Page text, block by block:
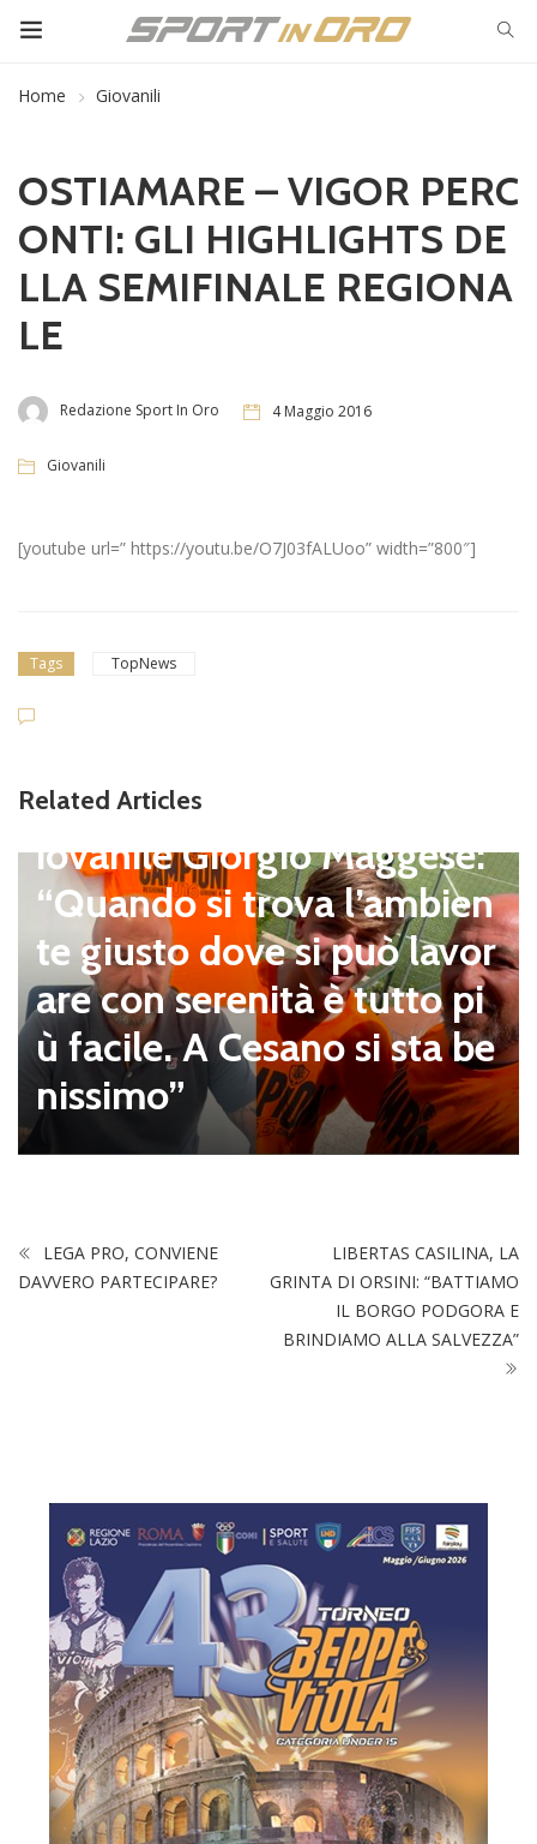
Home Giovanili
OSTIAMARE – VIGOR PERC
ONTI: GLI HIGHLIGHTS DE
LLA SEMIFINALE REGIONA
LE
Redazione Sport In Oro 4 Maggio 2016
Giovanili
[youtube url=” https://youtu.be/O7J03fALUoo” width=”800″]
Tags TopNews
Related Articles
Cesano, il DS del settore g
iovanile Giorgio Maggese:
“Quando si trova l’ambien
te giusto dove si può lavor
are con serenità è tutto pi
ù facile. A Cesano si sta be
nissimo”
LEGA PRO, CONVIENE
DAVVERO PARTECIPARE?
LIBERTAS CASILINA, LA
GRINTA DI ORSINI: “BATTIAMO
IL BORGO PODGORA E
BRINDIAMO ALLA SALVEZZA”